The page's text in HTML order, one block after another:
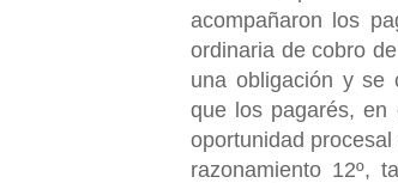
acompañaron los
ordinaria de cobro
una obligación y se
que los pagarés, en
oportunidad
razonamiento 12º,